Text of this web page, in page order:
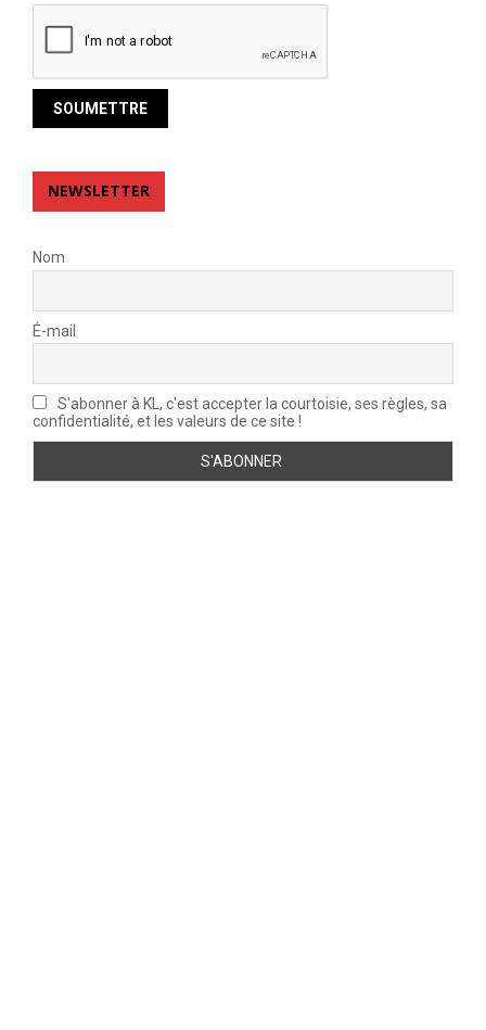
NEWSLETTER
Nom
É-mail
S'abonner à KL, c'est accepter la courtoisie, ses règles, sa
confidentialité, et les valeurs de ce site !